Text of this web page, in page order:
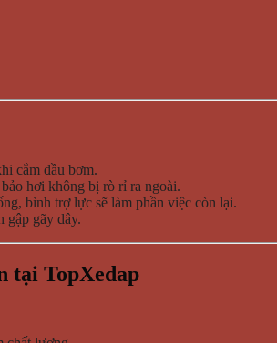
cắm đầu bơm.
hơi không bị rò rỉ ra ngoài.
bình trợ lực sẽ làm phần việc còn lại.
gập gãy dây.
tại TopXedap